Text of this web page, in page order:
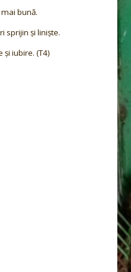
bună.
sprijin și liniște.
iubire. (T4)